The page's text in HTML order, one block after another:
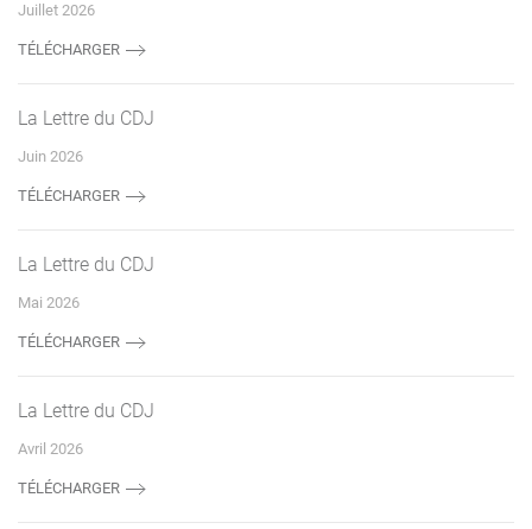
Juillet 2026
TÉLÉCHARGER
La Lettre du CDJ
Juin 2026
TÉLÉCHARGER
La Lettre du CDJ
Mai 2026
TÉLÉCHARGER
La Lettre du CDJ
Avril 2026
TÉLÉCHARGER